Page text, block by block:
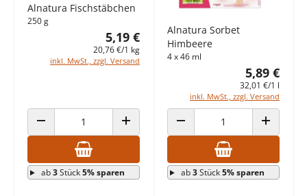
Alnatura Fischstäbchen
250 g
5,19 €
20,76 €/1 kg
inkl. MwSt., zzgl. Versand
ANZAHL VERRINGERN ANZAHL ERHÖHEN
ab3Stück5% sparen
Alnatura Sorbet
Himbeere
4 x 46 ml
5,89 €
32,01 €/1 l
inkl. MwSt., zzgl. Versand
ANZAHL VERRINGERN ANZAHL
ab3Stück5% sparen